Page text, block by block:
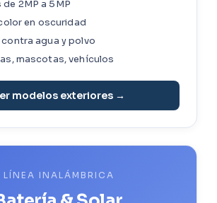
2MP a 5MP
en oscuridad
agua y polvo
mascotas, vehículos
modelos exteriores →
LÍNEA INALÁMBRICA